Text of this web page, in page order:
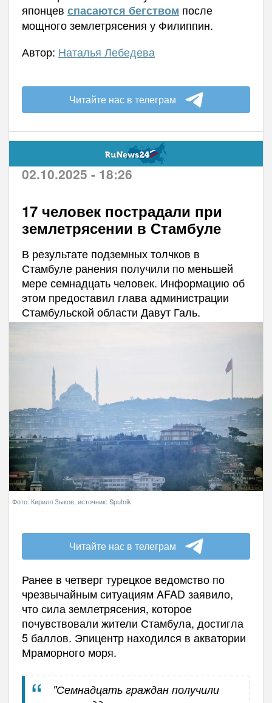
японцев спасаются бегством после
мощного землетрясения у Филиппин.
Автор: Наталья Лебедева
Читайте нас в телеграм
02.10.2025 - 18:26
17 человек пострадали при
землетрясении в Стамбуле
В результате подземных толчков в
Стамбуле ранения получили по меньшей
мере семнадцать человек. Информацию об
этом предоставил глава администрации
Стамбульской области Давут Галь.
Фото: Кирилл Зыков, источник: Sputnik
Читайте нас в телеграм
Ранее в четверг турецкое ведомство по
чрезвычайным ситуациям AFAD заявило,
что сила землетрясения, которое
почувствовали жители Стамбула, достигла
5 баллов. Эпицентр находился в акватории
Мраморного моря.
"Семнадцать граждан получили